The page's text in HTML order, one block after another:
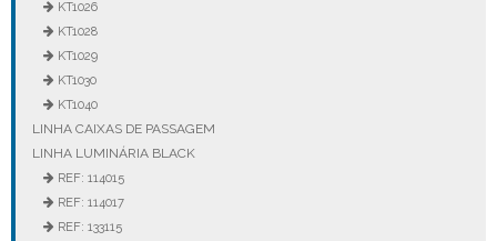
KT1026
KT1028
KT1029
KT1030
KT1040
LINHA CAIXAS DE PASSAGEM
LINHA LUMINÁRIA BLACK
REF: 114015
REF: 114017
REF: 133115